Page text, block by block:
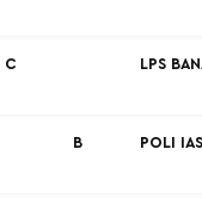
C LPS
B POLI